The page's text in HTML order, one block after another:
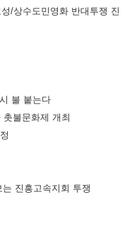
/상수도민영화 반대투쟁 진
불 붙는다
불문화제 개최
진흥고속지회 투쟁